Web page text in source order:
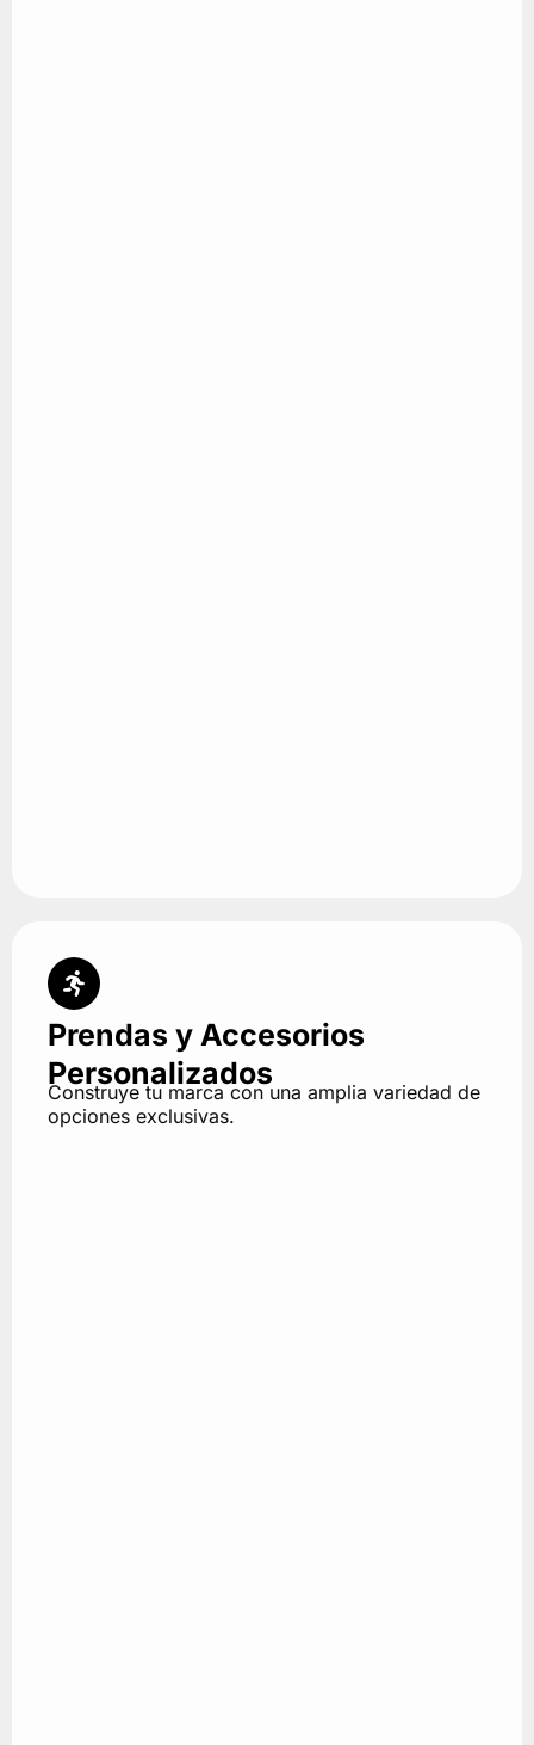
Prendas y Accesorios
Personalizados
Construye tu marca con una amplia variedad de
opciones exclusivas.